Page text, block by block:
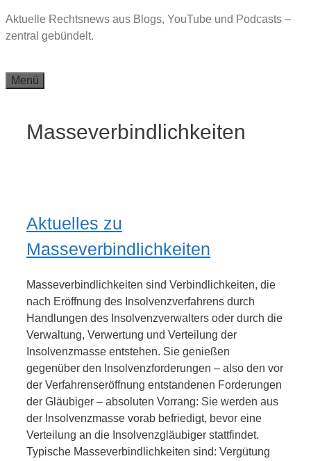
Zum
Inhalt
Aktuelle Rechtsnews aus Blogs, YouTube und Podcasts –
zentral gebündelt.
Menü
Masseverbindlichkeiten
Aktuelles zu
Masseverbindlichkeiten
Masseverbindlichkeiten sind Verbindlichkeiten, die
nach Eröffnung des Insolvenzverfahrens durch
Handlungen des Insolvenzverwalters oder durch die
Verwaltung, Verwertung und Verteilung der
Insolvenzmasse entstehen. Sie genießen
gegenüber den Insolvenzforderungen – also den vor
der Verfahrenseröffnung entstandenen Forderungen
der Gläubiger – absoluten Vorrang: Sie werden aus
der Insolvenzmasse vorab befriedigt, bevor eine
Verteilung an die Insolvenzgläubiger stattfindet.
Typische Masseverbindlichkeiten sind: Vergütung